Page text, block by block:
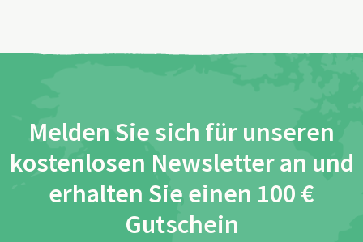
Melden Sie sich für unseren
kostenlosen Newsletter an und
erhalten Sie einen 100 €
Gutschein